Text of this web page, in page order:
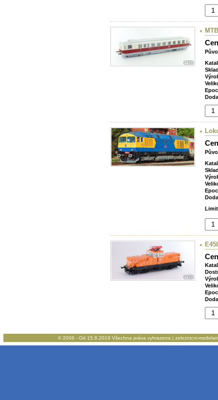
© 2006 - Od 15.8.2019 Všechna práva vyhrazena | zeleznicni-